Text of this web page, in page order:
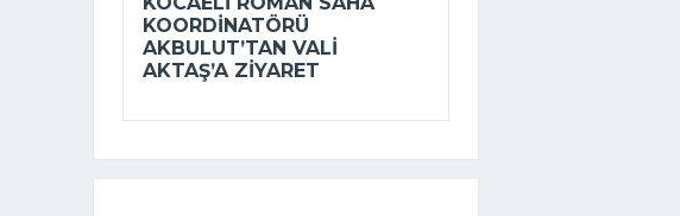
KOORDINATÖRÜ
AKBULUT’TAN VALI
AKTAŞ’A ZIYARET